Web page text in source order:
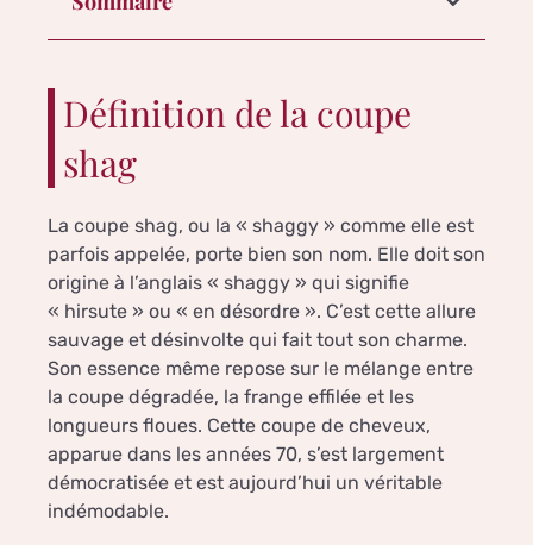
Définition de la coupe
shag
La coupe shag, ou la « shaggy » comme elle est
parfois appelée, porte bien son nom. Elle doit son
origine à l’anglais « shaggy » qui signifie
« hirsute » ou « en désordre ». C’est cette allure
sauvage et désinvolte qui fait tout son charme.
Son essence même repose sur le mélange entre
la coupe dégradée, la frange effilée et les
longueurs floues. Cette coupe de cheveux,
apparue dans les années 70, s’est largement
démocratisée et est aujourd’hui un véritable
indémodable.